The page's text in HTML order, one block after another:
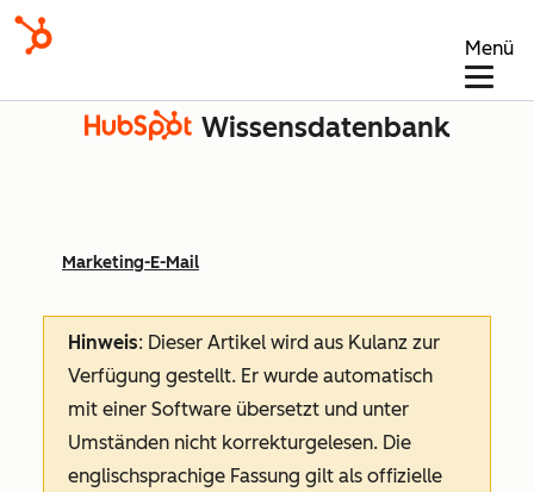
Menü
Wissensdatenbank
Marketing-E-Mail
Hinweis: Dieser Artikel wird aus Kulanz zur
Verfügung gestellt. Er wurde automatisch
mit einer Software übersetzt und unter
Umständen nicht korrekturgelesen. Die
englischsprachige Fassung gilt als offizielle